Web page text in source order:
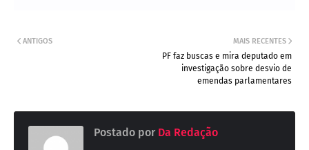
MAIS RECENTES
PF faz buscas e mira deputado em
investigação sobre desvio de
emendas parlamentares
ANTIGOS
Postado por Da Redação